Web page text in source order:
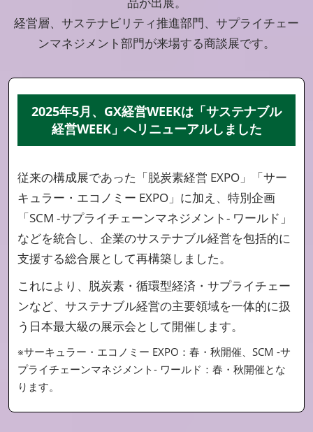
経営層、サステナビリティ推進部門、サプライチェー
ンマネジメント部門が来場する商談展です。
2025年5月、GX経営WEEKは「サステナブル
経営WEEK」へリニューアルしました
従来の構成展であった「脱炭素経営 EXPO」「サー
キュラー・エコノミー EXPO」に加え、特別企画
「SCM -サプライチェーンマネジメント- ワールド」
などを統合し、企業のサステナブル経営を包括的に
支援する総合展として再構築しました。
これにより、脱炭素・循環型経済・サプライチェー
ンなど、サステナブル経営の主要領域を一体的に扱
う日本最大級の展示会として開催します。
※サーキュラー・エコノミー EXPO：春・秋開催、SCM -サ
プライチェーンマネジメント- ワールド：春・秋開催とな
ります。